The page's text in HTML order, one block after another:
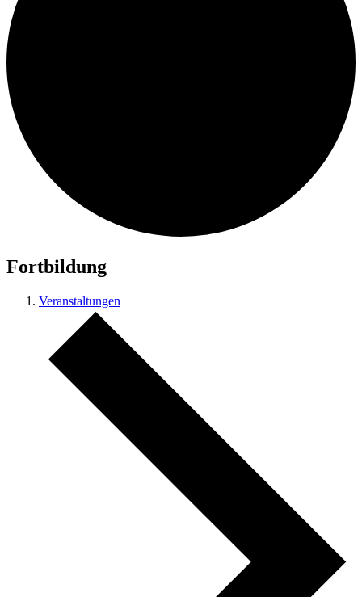
Fortbildung
Veranstaltungen